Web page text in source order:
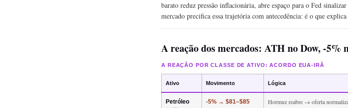
barato reduz pressão inflacionária, abre espaço para o Fed
mercado precifica essa trajetória com antecedência: é o que
A reação dos mercados: ATH no Dow, -5%
A REAÇÃO POR CLASSE DE ATIVO: ACORDO EUA-IRÃ
Ativo Movimento Lógica
Petróleo
-5% → $81–$85 Hormuz reabre → oferta